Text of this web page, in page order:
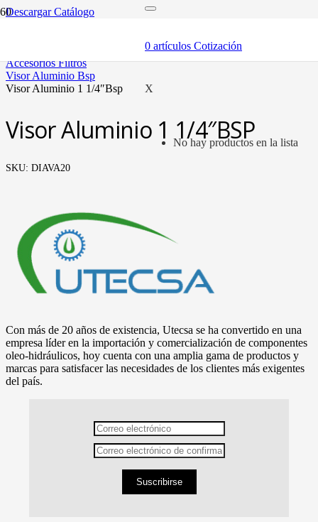
0 artículos Cotización
X
No hay productos en la lista
Descargar Catálogo
accesorios filtros
visor aluminio bsp
visor aluminio 1 1/4″bsp
Visor Aluminio 1 1/4″BSP
SKU: DIAVA20
Con más de 20 años de existencia, Utecsa se ha convertido en una
empresa líder en la importación y comercialización de componentes
oleo-hidráulicos, hoy cuenta con una amplia gama de productos y
marcas para satisfacer las necesidades de los clientes más exigentes
del país.
Suscribirse